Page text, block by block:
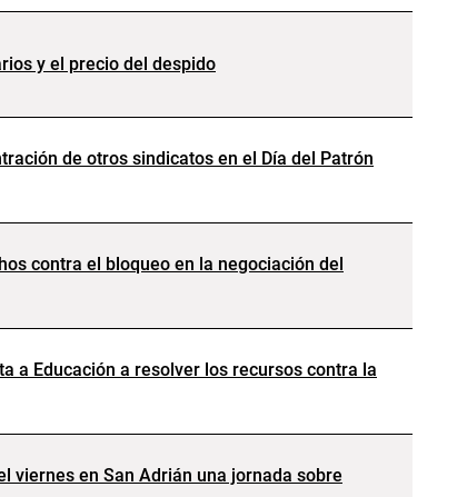
y el precio del despido
de otros sindicatos en el Día del Patrón
contra el bloqueo en la negociación del
a Educación a resolver los recursos contra la
viernes en San Adrián una jornada sobre